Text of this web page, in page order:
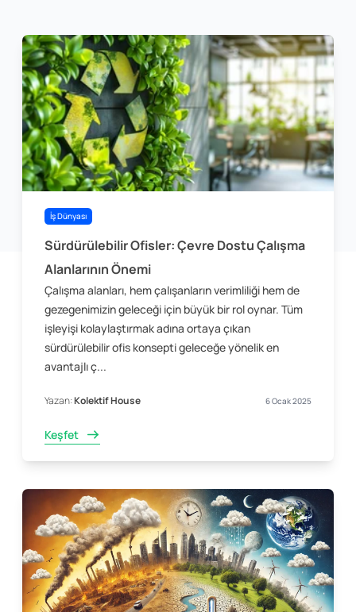
İş Dünyası
Sürdürülebilir Ofisler: Çevre Dostu Çalışma
Alanlarının Önemi
Çalışma alanları, hem çalışanların verimliliği hem de
gezegenimizin geleceği için büyük bir rol oynar. Tüm
işleyişi kolaylaştırmak adına ortaya çıkan
sürdürülebilir ofis konsepti geleceğe yönelik en
avantajlı ç...
Yazan:Kolektif House 6 Ocak 2025
Keşfet